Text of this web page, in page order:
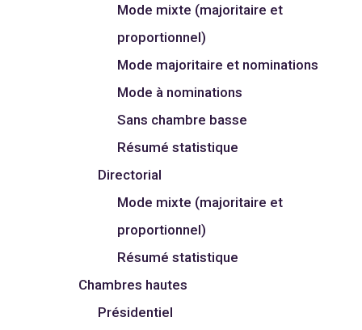
Mode mixte (majoritaire et
proportionnel)
Mode majoritaire et nominations
Mode à nominations
Sans chambre basse
Résumé statistique
Directorial
Mode mixte (majoritaire et
proportionnel)
Résumé statistique
Chambres hautes
Présidentiel